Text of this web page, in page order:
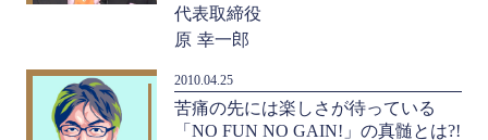
代表取締役
原 幸一郎
2010.04.25
苦痛の先には楽しさが待っている
「NO FUN NO GAIN!」の真髄とは?!